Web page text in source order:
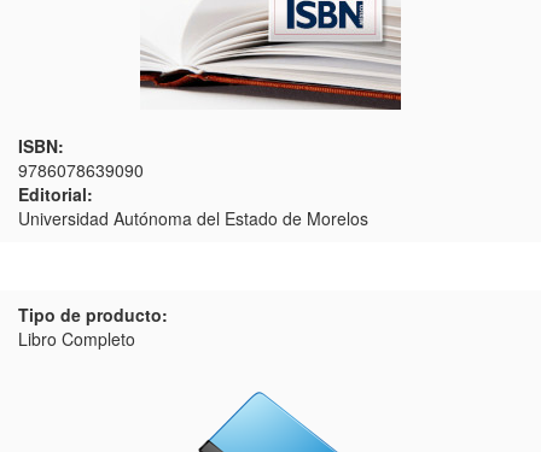
ISBN:
9786078639090
Editorial:
Universidad Autónoma del Estado de Morelos
Tipo de producto:
Libro Completo